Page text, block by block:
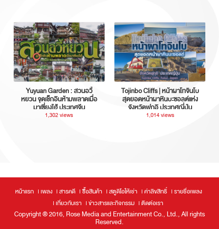
Yuyuan Garden : สวนอวี้
หยวน จุดเช็กอินห้ามพลาดเมื่อ
มาเซี่ยงไฮ้ ประเทศจีน
1,302 views
Tojinbo Cliffs | หน้าผาโทจินโบ
สุดยอดหน้าผาหินบะซอลต์แห่ง
จังหวัดฟุกุอิ ประเทศญี่ปุ่น
1,014 views
หน้าแรก เพลง สารคดี ซื้อสินค้า สตูดิโอให้เช่า ค่าลิขสิทธิ์
รายชื่อเพลง
เกี่ยวกับเรา
ข่าวสารและกิจกรรม ติดต่อเรา
Copyright ® 2016, Rose Media and Entertainment Co., Ltd., All rights
Reserved.